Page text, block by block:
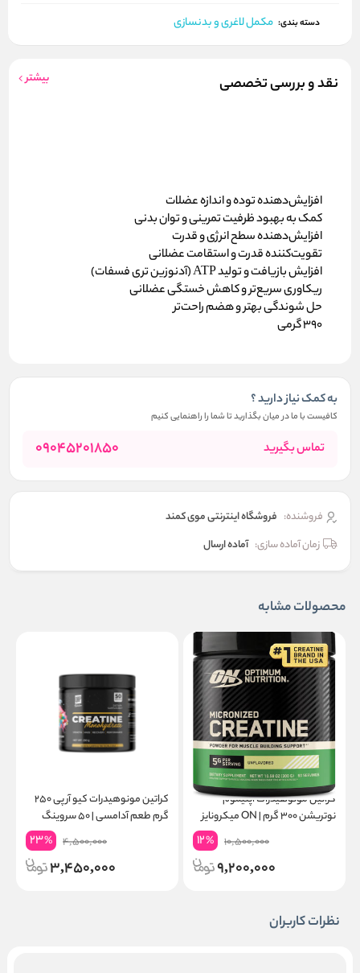
دسته بندی: مکمل لاغری و بدنسازی
نقد و بررسی تخصصی بیشتر
افزایش‌دهنده توده و اندازه عضلات
کمک به بهبود ظرفیت تمرینی و توان بدنی
افزایش‌دهنده سطح انرژی و قدرت
تقویت‌کننده قدرت و استقامت عضلانی
افزایش بازیافت و تولید ATP (آدنوزین تری فسفات)
ریکاوری سریع‌تر و کاهش خستگی عضلانی
حل شوندگی بهتر و هضم راحت‌تر
390 گرمی
به کمک نیاز دارید ؟
کافیست با ما در میان بگذارید تا شما را راهنمایی کنیم
تماس بگیرید 09045201850
فروشنده: فروشگاه اینترنتی موی کمند
زمان آماده سازی: آماده ارسال
محصولات مشابه
کراتین مونوهیدرات اپتیموم
نوتریشن ۳۰۰ گرم | ON میکرونایز
10,500,000
12%
9,200,000
کراتین مونوهیدرات کیو آر پی ۲۵۰
گرم طعم آدامسی | ۵۰ سروینگ
4,500,000
23%
3,450,000
نظرات کاربران